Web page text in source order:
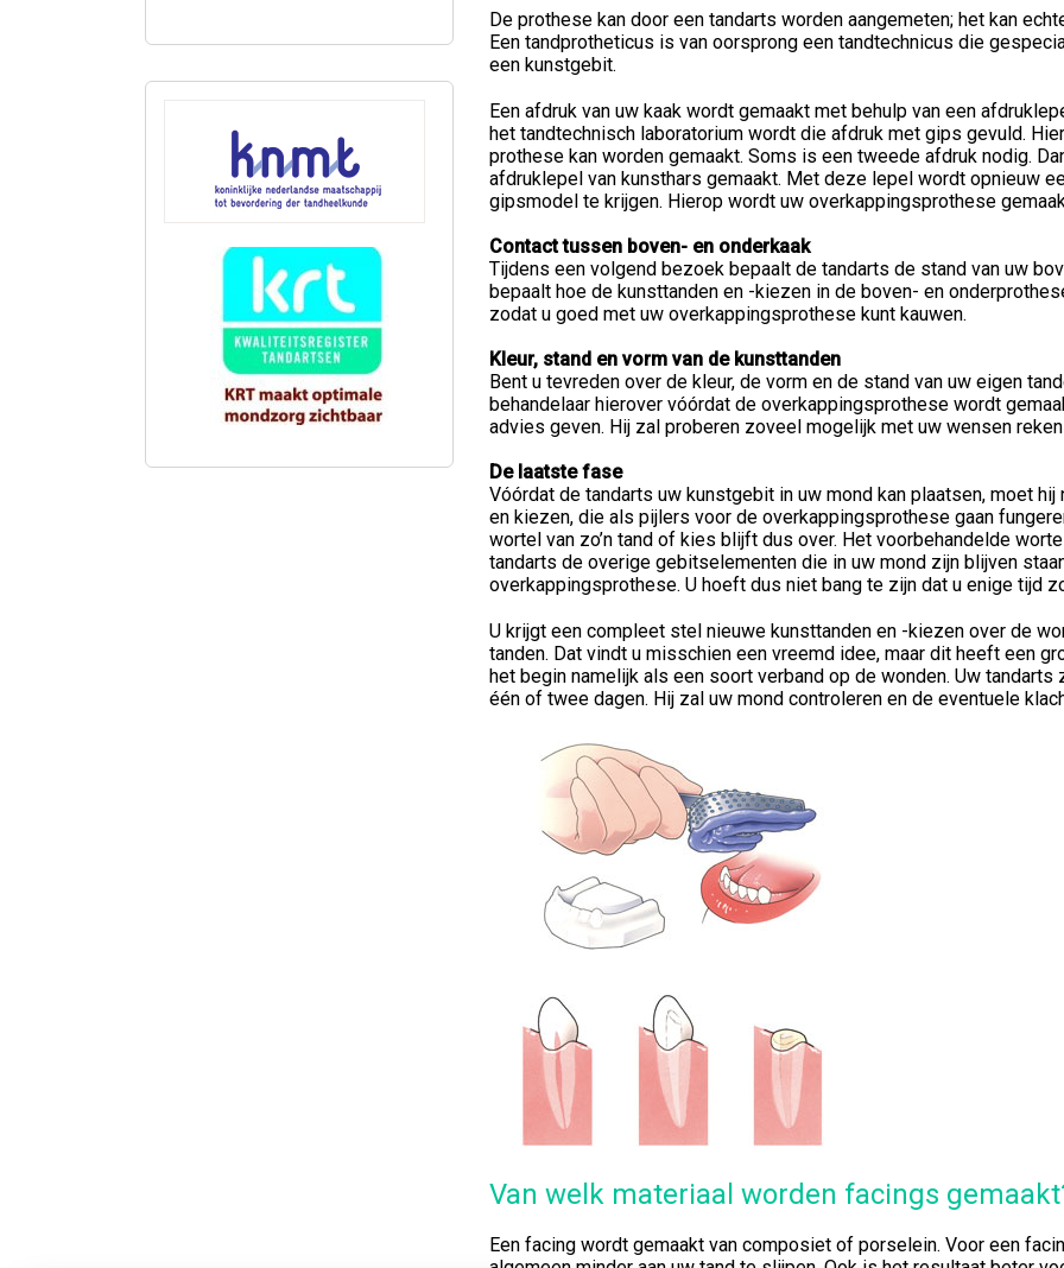
De prothese kan door een tandarts worden aangemeten; het kan
Een tandprotheticus is van oorsprong een tandtechnicus die
een kunstgebit.
Een afdruk van uw kaak wordt gemaakt met behulp van een
het tandtechnisch laboratorium wordt die afdruk met gips gevuld.
prothese kan worden gemaakt. Soms is een tweede afdruk nodig.
afdruklepel van kunsthars gemaakt. Met deze lepel wordt opnieuw
gipsmodel te krijgen. Hierop wordt uw overkappingsprothese
Contact tussen boven- en onderkaak
Tijdens een volgend bezoek bepaalt de tandarts de stand van uw
bepaalt hoe de kunsttanden en -kiezen in de boven- en
zodat u goed met uw overkappingsprothese kunt kauwen.
Kleur, stand en vorm van de kunsttanden
Bent u tevreden over de kleur, de vorm en de stand van uw eigen
behandelaar hierover vóórdat de overkappingsprothese wordt
advies geven. Hij zal proberen zoveel mogelijk met uw wensen
De laatste fase
Vóórdat de tandarts uw kunstgebit in uw mond kan plaatsen, moet
en kiezen, die als pijlers voor de overkappingsprothese gaan
wortel van zo’n tand of kies blijft dus over. Het voorbehandelde
tandarts de overige gebitselementen die in uw mond zijn blijven
overkappingsprothese. U hoeft dus niet bang te zijn dat u enige tijd
U krijgt een compleet stel nieuwe kunsttanden en -kiezen over de
tanden. Dat vindt u misschien een vreemd idee, maar dit heeft een
het begin namelijk als een soort verband op de wonden. Uw
één of twee dagen. Hij zal uw mond controleren en de eventuele
Van welk materiaal worden facings
Een facing wordt gemaakt van composiet of porselein. Voor een